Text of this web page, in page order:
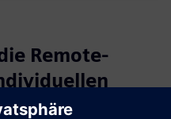
Remote-